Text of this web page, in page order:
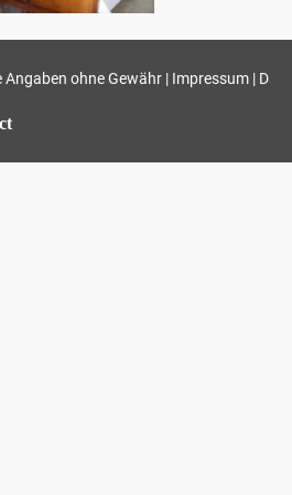
Angaben ohne Gewähr | Impressum |